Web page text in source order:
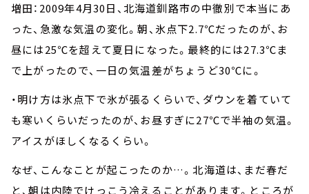
増田： 2009年4月30日、北海道釧路市の中徹別で本当にあ
った、急激な気温の変化。朝、氷点下2.7℃だったのが、お
昼には25℃を超えて夏日になった。最終的には27.3℃ま
で上がったので、一日の気温差がちょうど30℃に。
・明け方は氷点下で氷が張るくらいで、ダウンを着ていて
も寒いくらいだったのが、お昼すぎに27℃で半袖の気温。
アイスがほしくなるくらい。
なぜ、こんなことが起こったのか…。北海道は、まだ春だ
と、朝は内陸でけっこう冷えることがあります。ところが